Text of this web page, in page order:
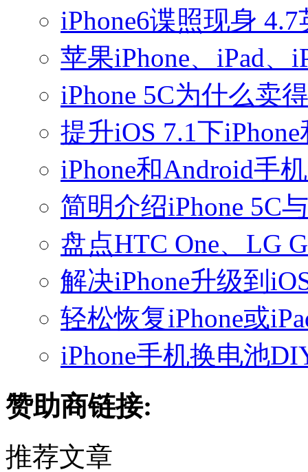
iPhone6谍照现身
苹果iPhone、iPad、
iPhone 5C为什么卖
提升iOS 7.1下
iPhone和Android手
简明介绍iPhone 5C
盘点HTC One、LG
解决iPhone升级到
轻松恢复iPhone或
iPhone手机换电池
赞助商链接:
推荐文章